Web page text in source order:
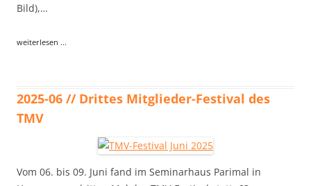
Bild),…
weiterlesen ...
2025-06 // Drittes Mitglieder-Festival des
TMV
Vom 06. bis 09. Juni fand im Seminarhaus Parimal in